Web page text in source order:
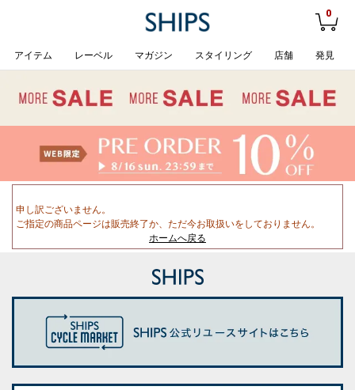
0
アイテム レーベル マガジン スタイリング 店舗 発見
申し訳ございません。
ご指定の商品ページは販売終了か、ただ今お取扱いをしておりません。
ホームへ戻る